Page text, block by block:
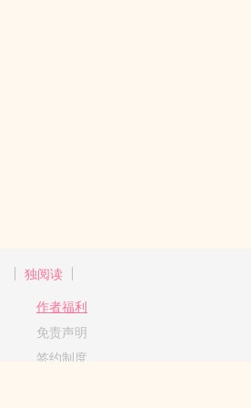
独阅读
作者福利
免责声明
签约制度